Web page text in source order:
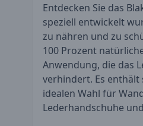
Entdecken Sie das
speziell entwickelt
zu nähren und zu
100 Prozent
Anwendung, die das
verhindert. Es enthält
idealen Wahl für
Lederhandschuhe